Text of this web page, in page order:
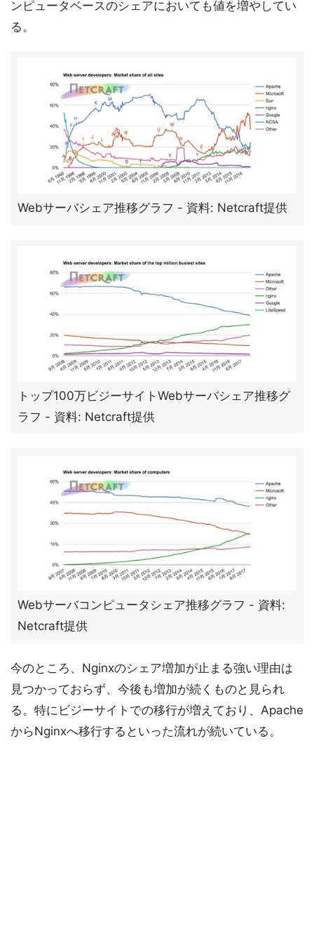
ンピュータベースのシェアにおいても値を増やしてい
る。
Webサーバシェア推移グラフ - 資料: Netcraft提供
トップ100万ビジーサイトWebサーバシェア推移グ
ラフ - 資料: Netcraft提供
Webサーバコンピュータシェア推移グラフ - 資料:
Netcraft提供
今のところ、Nginxのシェア増加が止まる強い理由は
見つかっておらず、今後も増加が続くものと見られ
る。特にビジーサイトでの移行が増えており、Apache
からNginxへ移行するといった流れが続いている。